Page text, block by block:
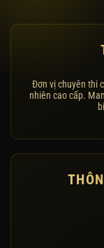
Đơn vị chuyên thi
nhiên cao cấp.